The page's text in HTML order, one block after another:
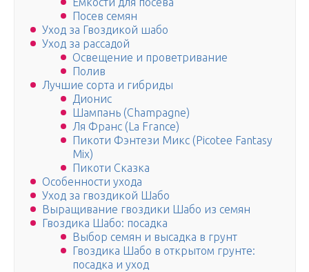
Посев семян
Уход за Гвоздикой шабо
Уход за рассадой
Освещение и проветривание
Полив
Лучшие сорта и гибриды
Дионис
Шампань (Champagne)
Ля Франс (La France)
Пикоти Фэнтези Микс (Picotee Fantasy
Mix)
Пикоти Сказка
Особенности ухода
Уход за гвоздикой Шабо
Выращивание гвоздики Шабо из семян
Гвоздика Шабо: посадка
Выбор семян и высадка в грунт
Гвоздика Шабо в открытом грунте:
посадка и уход